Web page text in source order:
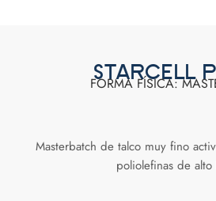
STARCELL
FORMA FÍSICA:
Masterbatch de talco muy fino
poliolefinas de alto